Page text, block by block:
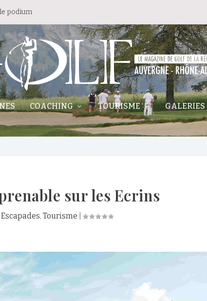
podium
COACHING TOURISME GALERIES
sur les Ecrins
Escapades, Tourisme